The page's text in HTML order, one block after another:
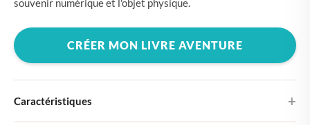
souvenir numérique et l'objet physique.
CRÉER MON LIVRE AVENTURE
Caractéristiques